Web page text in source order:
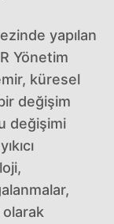
yapılan
Yönetim
küresel
değişim
değişimi